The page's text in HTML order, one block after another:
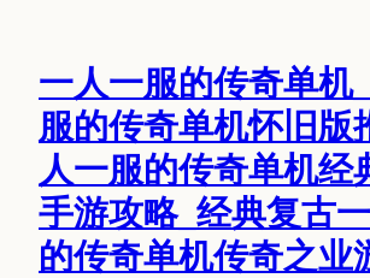
一人一服的传奇单机
服的传奇单机怀旧版
人一服的传奇单机经
手游攻略_经典复古
的传奇单机传奇之业